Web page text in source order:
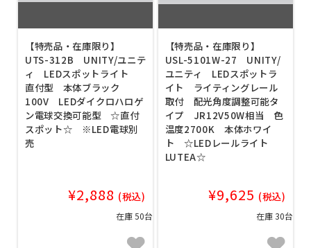
【特売品・在庫限り】
UTS-312B UNITY/ユニテ
ィ LEDスポットライト
直付型 本体ブラック
100V LEDダイクロハロゲ
ン電球交換可能型 ☆直付
スポット☆ ※LED電球別
売
¥2,888 (税込)
在庫 50台
【特売品・在庫限り】
USL-5101W-27 UNITY/
ユニティ LEDスポットラ
イト ライティングレール
取付 配光角度調整可能タ
イプ JR12V50W相当 色
温度2700K 本体ホワイ
ト ☆LEDレールライト
LUTEA☆
¥9,625 (税込)
在庫 30台